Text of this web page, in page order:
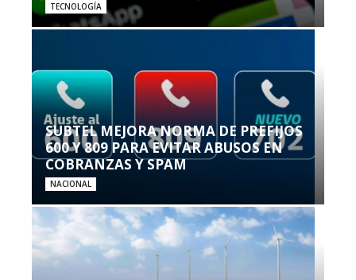
TECNOLOGÍA
SUBTEL MEJORA NORMA DE PREFIJOS
600 Y 809 PARA EVITAR ABUSOS EN
COBRANZAS Y SPAM
NACIONAL